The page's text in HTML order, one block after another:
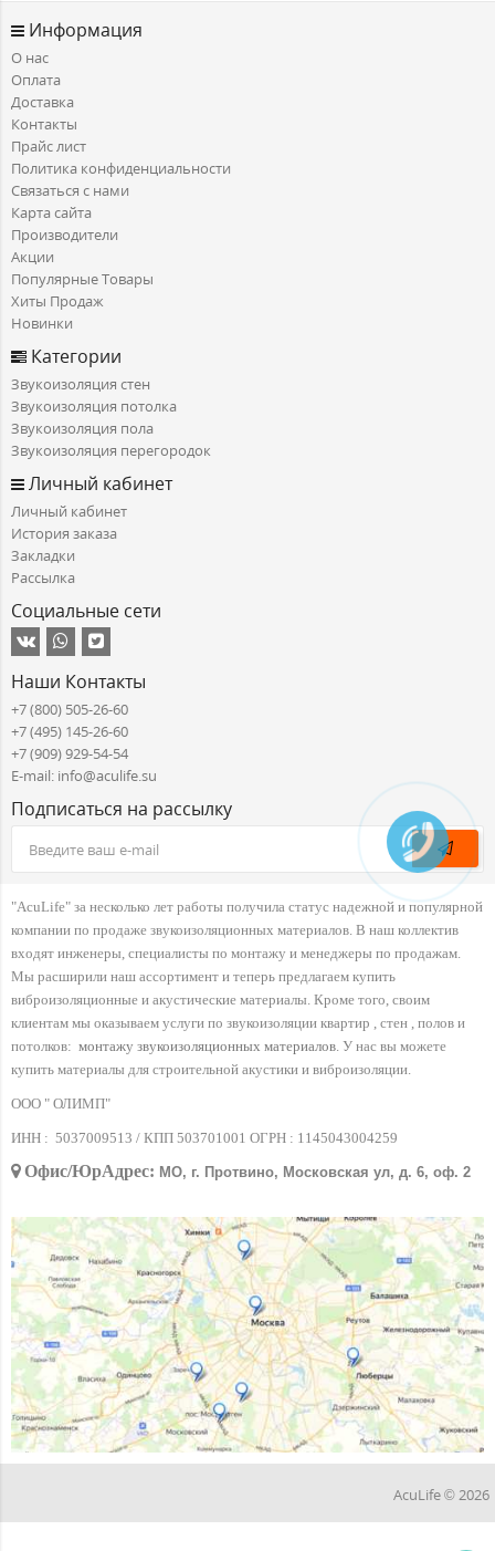
Информация
О нас
Оплата
Доставка
Контакты
Прайс лист
Политика конфиденциальности
Связаться с нами
Карта сайта
Производители
Акции
Популярные Товары
Хиты Продаж
Новинки
Категории
Звукоизоляция стен
Звукоизоляция потолка
Звукоизоляция пола
Звукоизоляция перегородок
Личный кабинет
Личный кабинет
История заказа
Закладки
Рассылка
Социальные сети
Наши Контакты
+7 (800) 505-26-60
+7 (495) 145-26-60
+7 (909) 929-54-54
E-mail: info@aculife.su
Подписаться на рассылку
"AcuLife" за несколько лет работы получила статус надежной и популярной
компании по продаже звукоизоляционных материалов. В наш коллектив
входят инженеры, специалисты по монтажу и менеджеры по продажам.
Мы расширили наш ассортимент и теперь предлагаем купить
виброизоляционные и акустические материалы. Кроме того, своим
клиентам мы оказываем услуги по звукоизоляции квартир , стен , полов и
потолков: монтажу звукоизоляционных материалов. У нас вы можете
купить материалы для строительной акустики и виброизоляции.
ООО " ОЛИМП"
ИНН : 5037009513 / КПП 503701001 ОГРН : 1145043004259
Офис/ЮрАдрес: МО, г. Протвино, Московская ул, д. 6, оф. 2
AcuLife © 2026